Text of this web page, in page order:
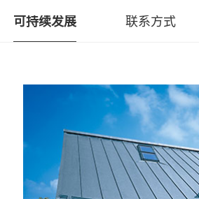
可持续发展 联系方式